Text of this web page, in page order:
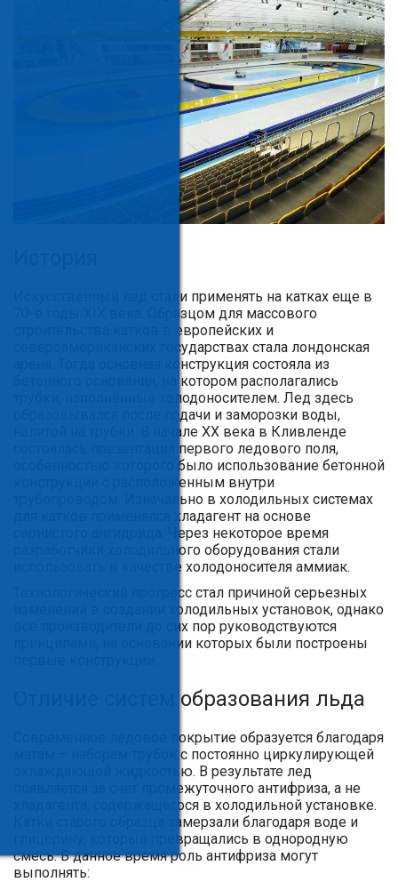
Искусственный лед стали применять на катках еще в
70-е годы XIX века. Образцом для массового
строительства катков в европейских и
североамериканских государствах стала лондонская
арена. Тогда основная конструкция состояла из
бетонного основания, на котором располагались
трубки, наполненные холодоносителем. Лед здесь
образовывался после подачи и заморозки воды,
налитой на трубки. В начале ХХ века в Кливленде
состоялась презентация первого ледового поля,
особенностью которого было использование бетонной
конструкции с расположенным внутри
трубопроводом. Изначально в холодильных системах
для катков применялся хладагент на основе
сернистого ангидрида. Через некоторое время
разработчики холодильного оборудования стали
использовать в качестве холодоносителя аммиак.
Технологический прогресс стал причиной серьезных
изменений в создании холодильных установок, однако
все производители до сих пор руководствуются
принципами, на основании которых были построены
Отличие систем образования льда
Современное ледовое покрытие образуется благодаря
матам – наборам трубок с постоянно циркулирующей
охлаждающей жидкостью. В результате лед
появляется за счет промежуточного антифриза, а не
хладагента, содержащегося в холодильной установке.
Катки старого образца замерзали благодаря воде и
глицерину, которые превращались в однородную
смесь. В данное время роль антифриза могут
выполнять: